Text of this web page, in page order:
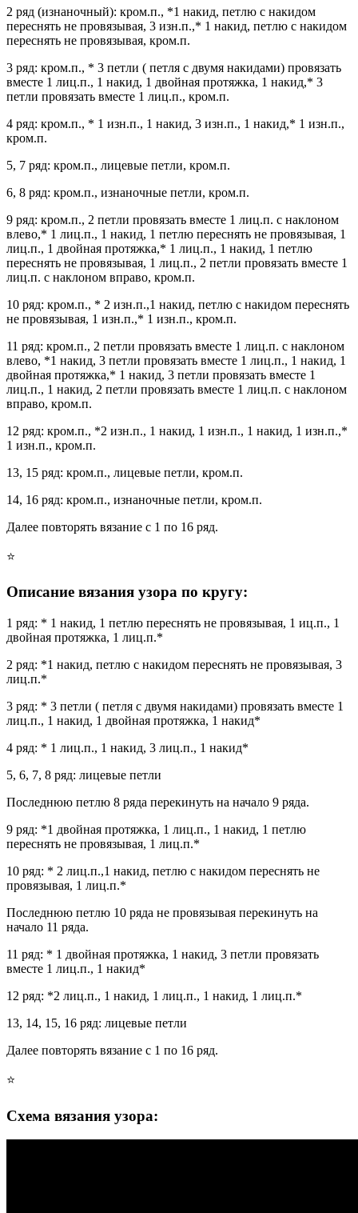
2 ряд (изнаночный): кром.п., *1 накид, петлю с накидом
переснять не провязывая, 3 изн.п.,* 1 накид, петлю с накидом
переснять не провязывая, кром.п.
3 ряд: кром.п., * 3 петли ( петля с двумя накидами) провязать
вместе 1 лиц.п., 1 накид, 1 двойная протяжка, 1 накид,* 3
петли провязать вместе 1 лиц.п., кром.п.
4 ряд: кром.п., * 1 изн.п., 1 накид, 3 изн.п., 1 накид,* 1 изн.п.,
кром.п.
5, 7 ряд: кром.п., лицевые петли, кром.п.
6, 8 ряд: кром.п., изнаночные петли, кром.п.
9 ряд: кром.п., 2 петли провязать вместе 1 лиц.п. с наклоном
влево,* 1 лиц.п., 1 накид, 1 петлю переснять не провязывая, 1
лиц.п., 1 двойная протяжка,* 1 лиц.п., 1 накид, 1 петлю
переснять не провязывая, 1 лиц.п., 2 петли провязать вместе 1
лиц.п. с наклоном вправо, кром.п.
10 ряд: кром.п., * 2 изн.п.,1 накид, петлю с накидом переснять
не провязывая, 1 изн.п.,* 1 изн.п., кром.п.
11 ряд: кром.п., 2 петли провязать вместе 1 лиц.п. с наклоном
влево, *1 накид, 3 петли провязать вместе 1 лиц.п., 1 накид, 1
двойная протяжка,* 1 накид, 3 петли провязать вместе 1
лиц.п., 1 накид, 2 петли провязать вместе 1 лиц.п. с наклоном
вправо, кром.п.
12 ряд: кром.п., *2 изн.п., 1 накид, 1 изн.п., 1 накид, 1 изн.п.,*
1 изн.п., кром.п.
13, 15 ряд: кром.п., лицевые петли, кром.п.
14, 16 ряд: кром.п., изнаночные петли, кром.п.
Далее повторять вязание с 1 по 16 ряд.
⭐
Описание вязания узора по кругу:
1 ряд: * 1 накид, 1 петлю переснять не провязывая, 1 иц.п., 1
двойная протяжка, 1 лиц.п.*
2 ряд: *1 накид, петлю с накидом переснять не провязывая, 3
лиц.п.*
3 ряд: * 3 петли ( петля с двумя накидами) провязать вместе 1
лиц.п., 1 накид, 1 двойная протяжка, 1 накид*
4 ряд: * 1 лиц.п., 1 накид, 3 лиц.п., 1 накид*
5, 6, 7, 8 ряд: лицевые петли
Последнюю петлю 8 ряда перекинуть на начало 9 ряда.
9 ряд: *1 двойная протяжка, 1 лиц.п., 1 накид, 1 петлю
переснять не провязывая, 1 лиц.п.*
10 ряд: * 2 лиц.п.,1 накид, петлю с накидом переснять не
провязывая, 1 лиц.п.*
Последнюю петлю 10 ряда не провязывая перекинуть на
начало 11 ряда.
11 ряд: * 1 двойная протяжка, 1 накид, 3 петли провязать
вместе 1 лиц.п., 1 накид*
12 ряд: *2 лиц.п., 1 накид, 1 лиц.п., 1 накид, 1 лиц.п.*
13, 14, 15, 16 ряд: лицевые петли
Далее повторять вязание с 1 по 16 ряд.
⭐
Схема вязания узора: